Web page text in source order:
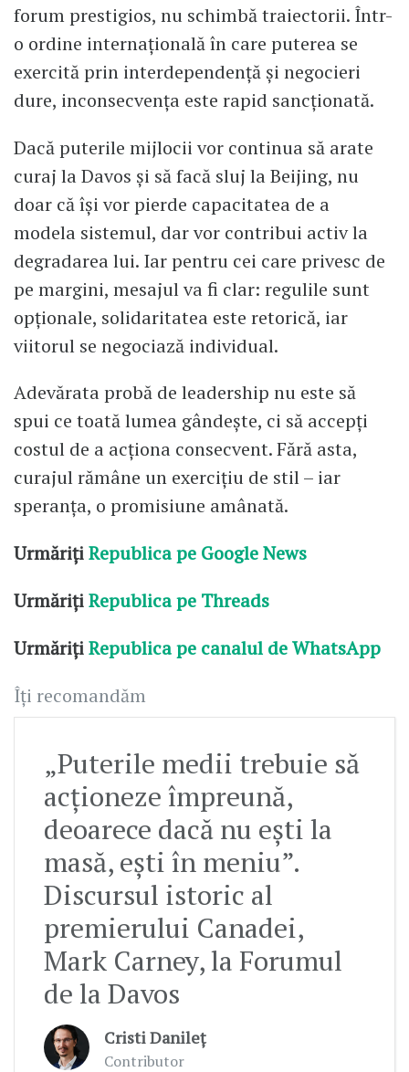
forum prestigios, nu schimbă traiectorii. Într-
o ordine internațională în care puterea se
exercită prin interdependență și negocieri
dure, inconsecvența este rapid sancționată.
Dacă puterile mijlocii vor continua să arate
curaj la Davos și să facă sluj la Beijing, nu
doar că își vor pierde capacitatea de a
modela sistemul, dar vor contribui activ la
degradarea lui. Iar pentru cei care privesc de
pe margini, mesajul va fi clar: regulile sunt
opționale, solidaritatea este retorică, iar
viitorul se negociază individual.
Adevărata probă de leadership nu este să
spui ce toată lumea gândește, ci să accepți
costul de a acționa consecvent. Fără asta,
curajul rămâne un exercițiu de stil – iar
speranța, o promisiune amânată.
UrmărițiRepublica pe Google News
UrmărițiRepublica pe Threads
UrmărițiRepublica pe canalul de WhatsApp
Îți recomandăm
„Puterile medii trebuie să
acționeze împreună,
deoarece dacă nu ești la
masă, ești în meniu”.
Discursul istoric al
premierului Canadei,
Mark Carney, la Forumul
de la Davos
Cristi Danileț
Contributor